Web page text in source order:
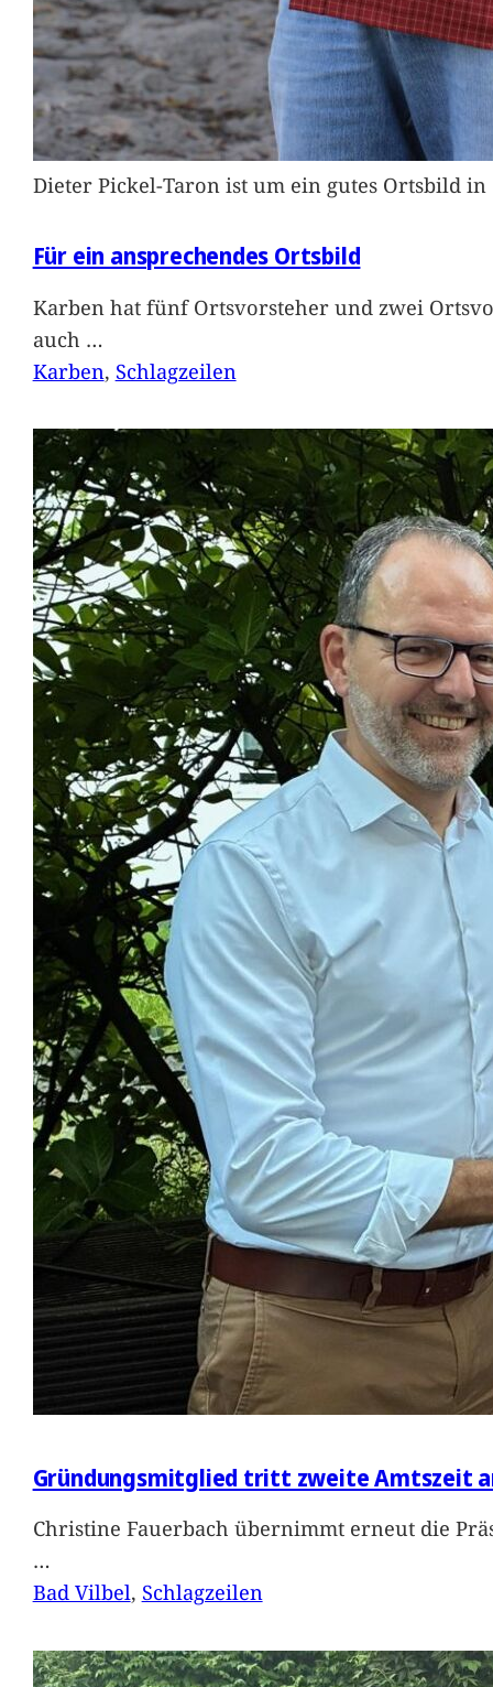
Dieter Pickel-Taron ist um ein gutes Ortsbild
Für ein ansprechendes Ortsbild
Karben hat fünf Ortsvorsteher und zwei
auch …
Karben, Schlagzeilen
Gründungsmitglied tritt zweite Amtszeit
Christine Fauerbach übernimmt erneut die
…
Bad Vilbel, Schlagzeilen